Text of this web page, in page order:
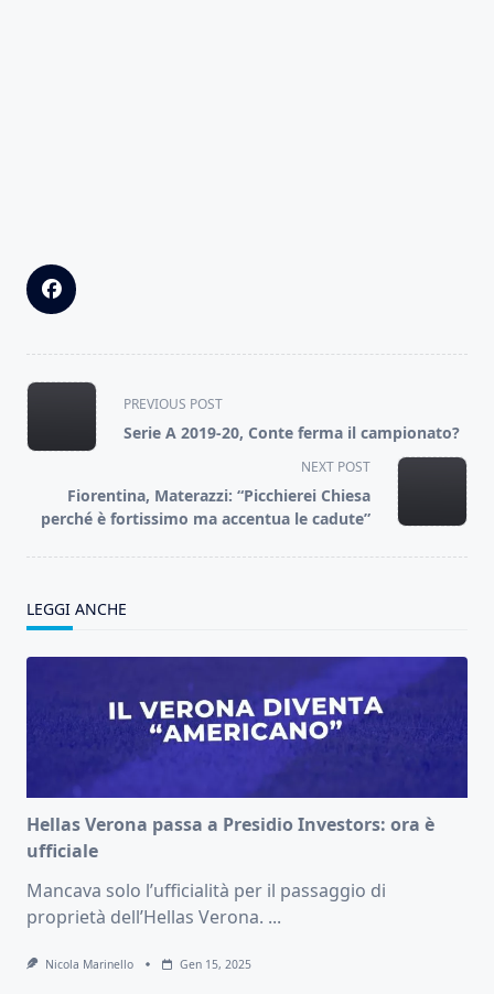
<span
class="nav-
subtitle
reader-
text">Page</span>
PREVIOUS POST
Serie A 2019-20, Conte ferma il campionato?
NEXT POST
Fiorentina, Materazzi: “Picchierei Chiesa
perché è fortissimo ma accentua le cadute”
LEGGI ANCHE
Hellas Verona passa a Presidio Investors: ora è
ufficiale
Mancava solo l’ufficialità per il passaggio di
proprietà dell’Hellas Verona. ...
Nicola Marinello Gen 15, 2025